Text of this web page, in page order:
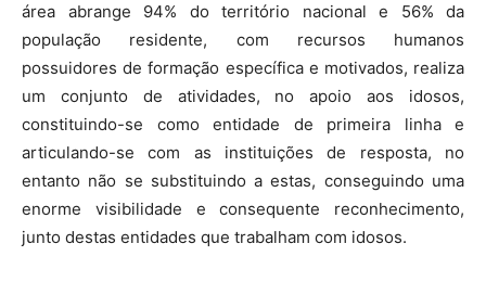
área abrange 94% do território nacional e 56% da
população residente, com recursos humanos
possuidores de formação específica e motivados, realiza
um conjunto de atividades, no apoio aos idosos,
constituindo-se como entidade de primeira linha e
articulando-se com as instituições de resposta, no
entanto não se substituindo a estas, conseguindo uma
enorme visibilidade e consequente reconhecimento,
junto destas entidades que trabalham com idosos.